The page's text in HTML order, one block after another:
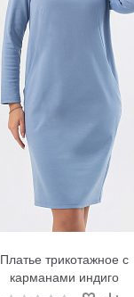
Платье трикотажное с
карманами индиго